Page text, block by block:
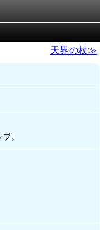
天界の杖≫
。